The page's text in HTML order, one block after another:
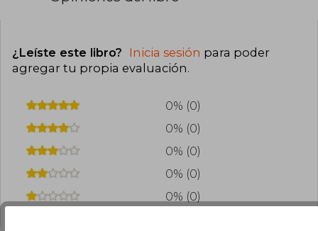
¿Leíste este libro? Inicia sesión para poder
agregar tu propia evaluación.
0% (0)
0% (0)
0% (0)
0% (0)
0% (0)